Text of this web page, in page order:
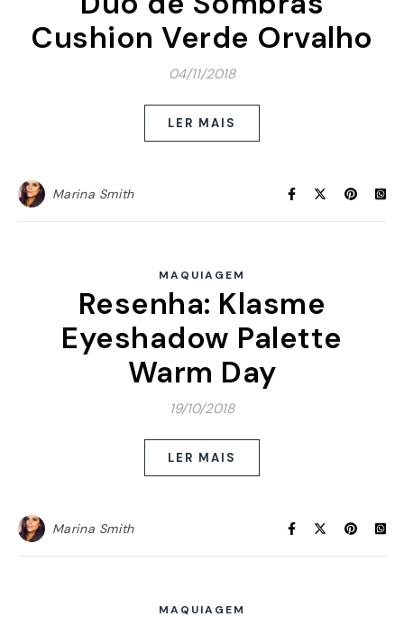
Cushion Verde Orvalho
04/11/2018
LER MAIS
Marina Smith
MAQUIAGEM
Resenha: Klasme
Eyeshadow Palette
Warm Day
19/10/2018
LER MAIS
Marina Smith
MAQUIAGEM